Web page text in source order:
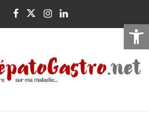
Ouvrir